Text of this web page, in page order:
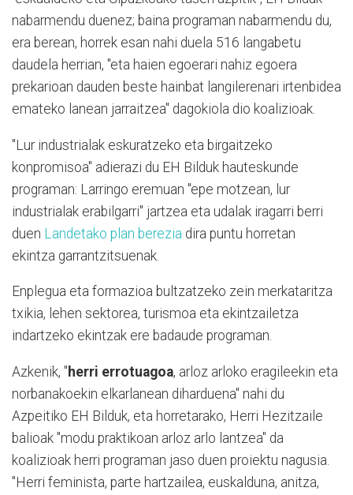
nabarmendu duenez; baina programan nabarmendu du,
era berean, horrek esan nahi duela 516 langabetu
daudela herrian, "eta haien egoerari nahiz egoera
prekarioan dauden beste hainbat langilerenari irtenbidea
emateko lanean jarraitzea" dagokiola dio koalizioak.
"Lur industrialak eskuratzeko eta birgaitzeko
konpromisoa" adierazi du EH Bilduk hauteskunde
programan: Larringo eremuan "epe motzean, lur
industrialak erabilgarri" jartzea eta udalak iragarri berri
duen Landetako plan berezia dira puntu horretan
ekintza garrantzitsuenak.
Enplegua eta formazioa bultzatzeko zein merkataritza
txikia, lehen sektorea, turismoa eta ekintzailetza
indartzeko ekintzak ere badaude programan.
Azkenik, " herri errotuagoa, arloz arloko eragileekin eta
norbanakoekin elkarlanean diharduena" nahi du
Azpeitiko EH Bilduk, eta horretarako, Herri Hezitzaile
balioak "modu praktikoan arloz arlo lantzea" da
koalizioak herri programan jaso duen proiektu nagusia.
"Herri feminista, parte hartzailea, euskalduna, anitza,